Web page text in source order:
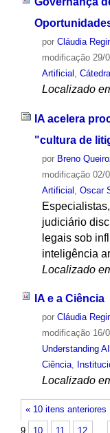
por Cláudia
modificação29/
Artificial
Localizado
IA acelera
"cultura de
por Breno
modificação02/
Artificial Oscar
judiciário
legais sob
inteligência
Localizado
IA e a Ciência
por Cláudia
modificação16/
Understanding AI
Ciência,
Localizado
« 10 itens anteriores
9 10 11 12